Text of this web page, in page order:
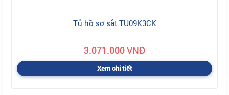
Tủ hồ sơ sắt TU09K3CK
3.071.000 VNĐ
Xem chi tiết